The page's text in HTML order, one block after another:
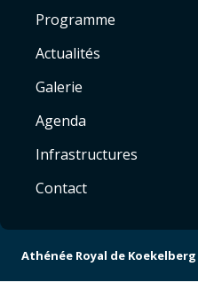
Programme
Actualités
Galerie
Agenda
Infrastructures
Contact
Athénée Royal de Koekelberg